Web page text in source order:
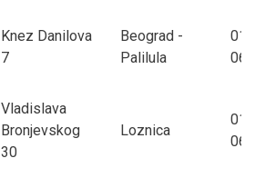
Knez Danilova
7
Beograd -
Palilula
Vladislava
Bronjevskog
30
Loznica